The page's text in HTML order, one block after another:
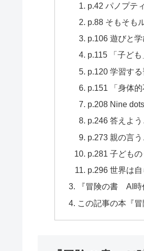
p.42 パノプテ
p.88 そもそも
p.106 遊びと
p.115 「子ども
p.120 学習す
p.151 「身体
p.208 Nine
p.246 答えよ
p.273 親の言
p.281 子ども
p.296 世界は
『冒険の書 AI時
この記事の本『